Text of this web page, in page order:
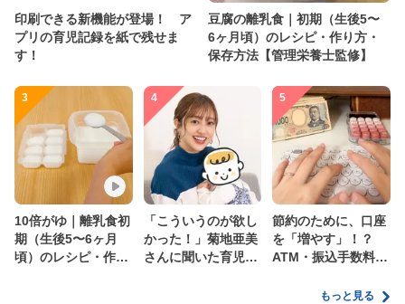
印刷できる新機能が登場！ ア
プリの育児記録を紙で残せま
す！
豆腐の離乳食｜初期（生後5〜
6ヶ月頃）のレシピ・作り方・
保存方法【管理栄養士監修】
3
10倍がゆ｜離乳食初
期（生後5〜6ヶ月
頃）のレシピ・作り
4
「こういうのが欲し
かった！」菊地亜美
さんに聞いた育児
5
節約のために、口座
を「増やす」！？
ATM・振込手数料の
家計管理術もっと見る